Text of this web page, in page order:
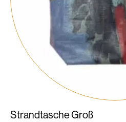
Strandtasche Groß